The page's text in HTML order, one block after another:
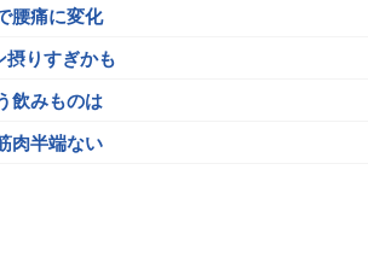
腰痛に変化
りすぎかも
飲みものは
肉半端ない